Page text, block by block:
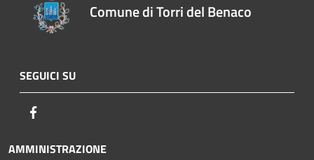
Comune di Torri del Benaco
SEGUICI SU
AMMINISTRAZIONE